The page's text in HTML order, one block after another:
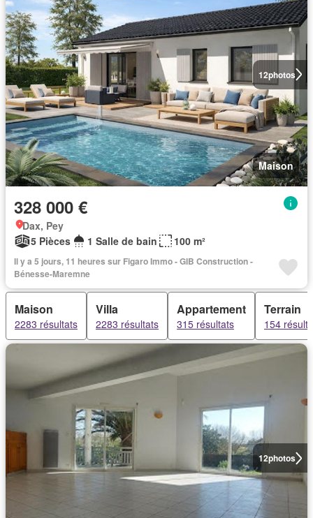
12photos
Maison
328 000 €
Dax, Pey
5 Pièces
1 Salle de bain 100 m²
Il y a 5 jours, 11 heures sur Figaro Immo - GIB Construction -
Bénesse-Maremne
Maison
2283 résultats
Villa
2283 résultats
Appartement
315 résultats
Terrain
154
12photos